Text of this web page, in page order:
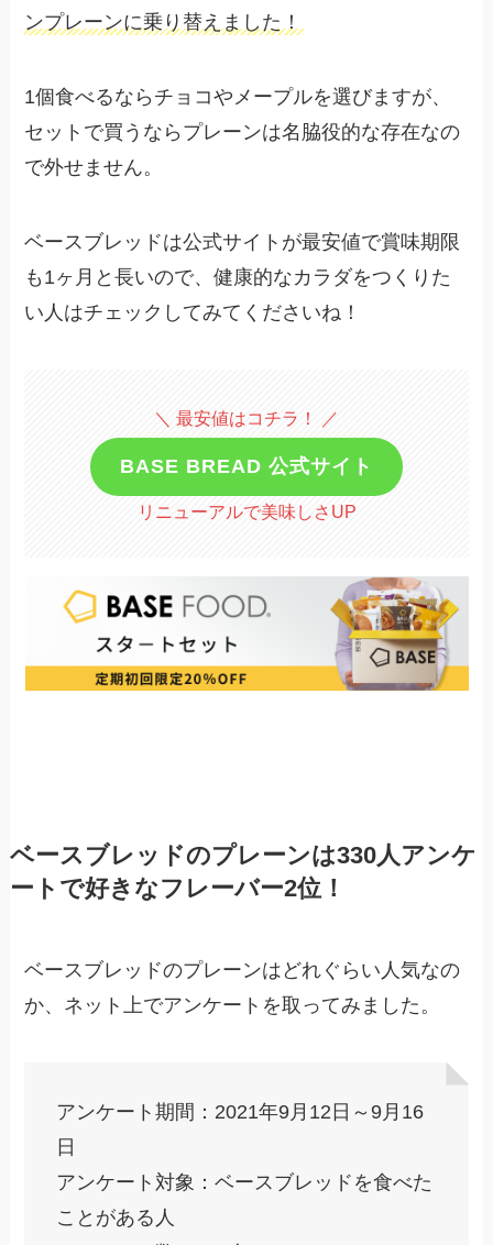
ンプレーンに乗り替えました！
1個食べるならチョコやメープルを選びますが、
セットで買うならプレーンは名脇役的な存在なの
で外せません。
ベースブレッドは公式サイトが最安値で賞味期限
も1ヶ月と長いので、健康的なカラダをつくりた
い人はチェックしてみてくださいね！
＼ 最安値はコチラ！ ／
BASE BREAD 公式サイト
リニューアルで美味しさUP
ベースブレッドのプレーンは330人アンケ
ートで好きなフレーバー2位！
ベースブレッドのプレーンはどれぐらい人気なの
か、ネット上でアンケートを取ってみました。
アンケート期間：2021年9月12日～9月16
日
アンケート対象：ベースブレッドを食べた
ことがある人